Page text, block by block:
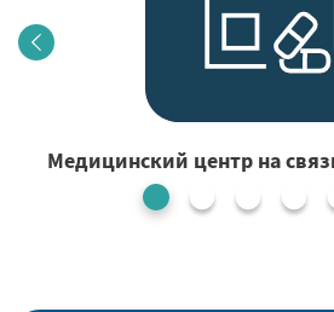
Медицинский центр на